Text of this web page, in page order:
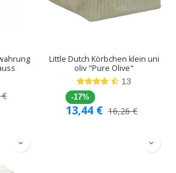
€
Little Dutch Körbchen klein uni
oliv "Pure Olive"
13
-17%
13,44 € 16,26€